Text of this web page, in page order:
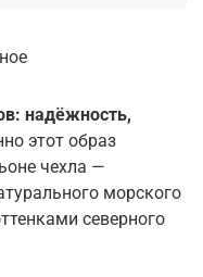
надёжность,
этот образ
чехла —
морского
северного